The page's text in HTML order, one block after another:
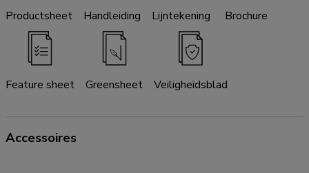
Productsheet Handleiding Lijntekening Brochure
Feature sheet Greensheet Veiligheidsblad
Accessoires